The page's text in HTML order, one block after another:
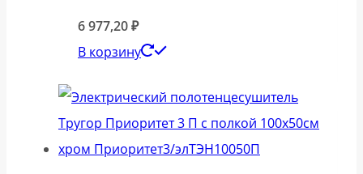
6 977,20₽
В корзину